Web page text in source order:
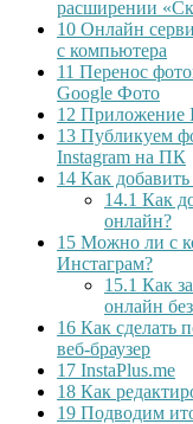
расширении
10 Онлайн
с компьютера
11 Перенос
Google Фото
12 Приложение
13 Публикуем
Instagram на ПК
14 Как
14.1 Как
онлайн?
15 Можно ли с
Инстаграм?
15.1 Как
онлайн
16 Как сделать
веб-браузер
17 InstaPlus.me
18 Как
19 Подводим